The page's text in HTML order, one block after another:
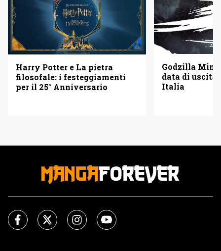
Harry Potter e La pietra
filosofale: i festeggiamenti
per il 25° Anniversario
Godzilla
data di uscita
Italia